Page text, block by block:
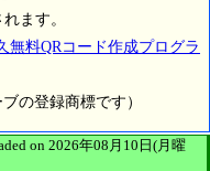
ます。
無料QRコード作成プログラ
の登録商標です）
on 2026年08月10日(月曜